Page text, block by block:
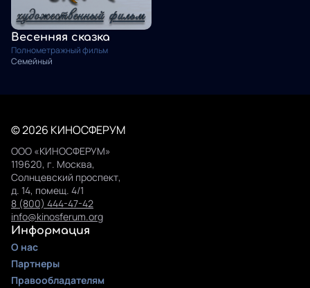
Весенняя сказка
Полнометражный фильм
Семейный
© 2026 КИНОСФЕРУМ
ООО «КИНОСФЕРУМ»
119620, г. Москва,
Солнцевский проспект,
д. 14, помещ. 4/1
8 (800) 444-47-42
info@kinosferum.org
Информация
О нас
Партнеры
Правообладателям